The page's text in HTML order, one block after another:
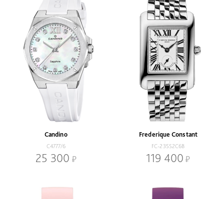
Candino
C4777/6
25 300
Frederique Constant
FC-235S2C6B
119 400